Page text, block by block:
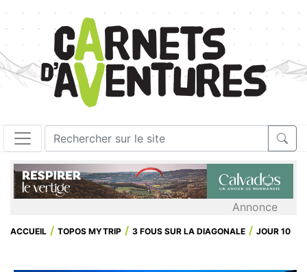
Annonce
ACCUEIL TOPOS MYTRIP 3 FOUS SUR LA DIAGONALE JOUR 10